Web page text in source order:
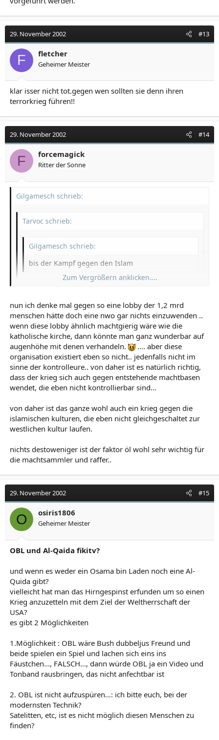
29. November 2002 #13
F fletcher
Geheimer Meister
klar isser nicht tot.gegen wen sollten sie denn ihren
terrorkrieg führen!!
29. November 2002 #14
F forcemagick
Ritter der Sonne
Gilgamesch schrieb:
Tarvoc schrieb:
Gilgamesch schrieb:
bis der Kampf gegen den Islam
Zum Vergrößern anklicken....
Kontrolle des Öls langfristig erhalten und ausbauen
soll.
Zum Vergrößern anklicken....
Du bist ein dreamer, Tarvoc! Es ist auch ein kampf gegen
den Islam. Man verhindert , das sich der Isalm ähnlich
der Katholischen Kirche organisiert und eine
Machtposition aufbaut. Man bedenke, das über 1,2 Mrd
Moslems auf dieser Welt leben und fast alle sind
zerstritten oder werden gegeneinander aufgehetzt. Man
stelle sich die Lobby vor, die diese 1,2Mrd Menschen
vertreten würde. Eine sehr Mächtige Gruppe wäre sie.
Und diese Lobby versuchen bestimmte Gruppen
aufzubauen, um in einer alternativen Welt zur NWO zu
leben.
Gilgamesch
Zum Vergrößern anklicken....
nun ich denke mal gegen so eine lobby der 1,2 mrd
menschen hätte doch eine nwo gar nichts einzuwenden ..
wenn diese lobby ähnlich machtgierig wäre wie die
katholische kirche, dann könnte man ganz wunderbar auf
augenhöhe mit denen verhandeln.
.... aber diese
organisation existiert eben so nicht.. jedenfalls nicht im
sinne der kontrolleure.. von daher ist es natürlich richtig,
dass der krieg sich auch gegen entstehende machtbasen
wendet, die eben nicht kontrollierbar sind...
von daher ist das ganze wohl auch ein krieg gegen die
islamischen kulturen, die eben nicht gleichgeschaltet zur
westlichen kultur laufen.
nichts destoweniger ist der faktor öl wohl sehr wichtig für
die machtsammler und raffer..
29. November 2002 #15
O osiris1806
Geheimer Meister
OBL und Al-Qaida fikitv?
und wenn es weder ein Osama bin Laden noch eine Al-
Quida gibt?
vielleicht hat man das Hirngespinst erfunden um so einen
Krieg anzuzetteln mit dem Ziel der Weltherrschaft der
USA?
es gibt 2 Möglichkeiten
1.Möglichkeit : OBL wäre Bush dubbeljus Freund und
beide spielen ein Spiel und lachen sich eins ins
Fäustchen..., FALSCH..., dann würde OBL ja ein Video und
Tonband rausbringen, das nicht anfechtbar ist
2. OBL ist nicht aufzuspüren...: ich bitte euch, bei der
modernsten Technik?
Satelitten, etc, ist es nicht möglich diesen Menschen zu
finden?